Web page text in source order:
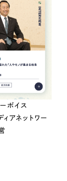
ボイス
アネットワー